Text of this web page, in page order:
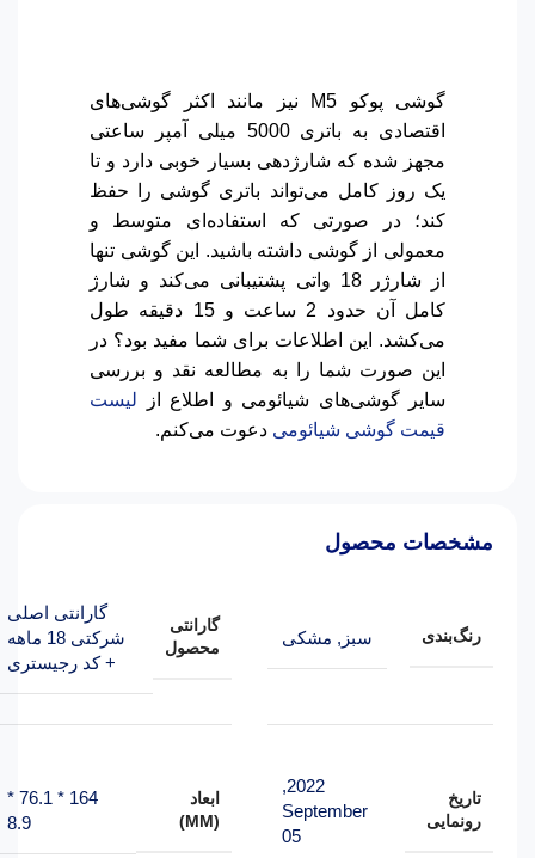
گوشی پوکو M5 نیز مانند اکثر گوشی‌های
اقتصادی به باتری 5000 میلی آمپر ساعتی
مجهز شده که شارژدهی بسیار خوبی دارد و تا
یک روز کامل می‌تواند باتری گوشی را حفظ
کند؛ در صورتی که استفاده‌ای متوسط و
معمولی از گوشی داشته باشید. این گوشی تنها
از شارژر 18 واتی پشتیبانی می‌کند و شارژ
کامل آن حدود 2 ساعت و 15 دقیقه طول
می‌کشد. این اطلاعات برای شما مفید بود؟ در
این صورت شما را به مطالعه نقد و بررسی
سایر گوشی‌های شیائومی و اطلاع از لیست
قیمت گوشی شیائومی دعوت می‌کنم.
مشخصات محصول
رنگ‌بندی سبز , مشکی
گارانتی
محصول
گارانتی اصلی
شرکتی 18 ماهه
+ کد رجیستری
تاریخ
رونمایی
2022,
September
05
ابعاد
(MM)
164 * 76.1 *
8.9